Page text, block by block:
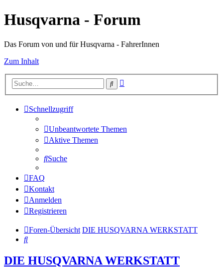
Husqvarna - Forum
Das Forum von und für Husqvarna - FahrerInnen
Zum Inhalt
Suche
Schnellzugriff
Unbeantwortete Themen
Aktive Themen
Suche
FAQ
Kontakt
Anmelden
Registrieren
Foren-Übersicht DIE HUSQVARNA WERKSTATT
Suche
DIE HUSQVARNA WERKSTATT